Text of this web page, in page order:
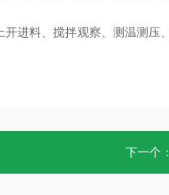
进料、搅拌观察、测温测压
下一个：